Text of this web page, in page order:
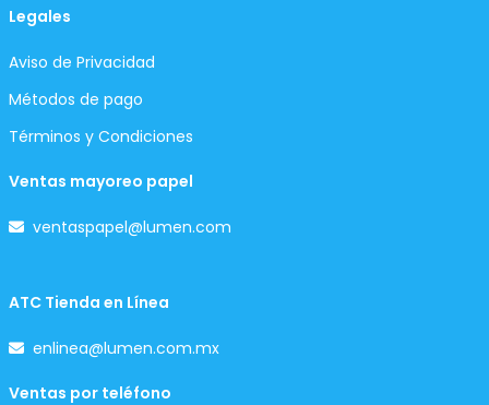
Legales
Aviso de Privacidad
Métodos de pago
Términos y Condiciones
Ventas mayoreo papel
ventaspapel@lumen.com
ATC Tienda en Línea
enlinea@lumen.com.mx
Ventas por teléfono